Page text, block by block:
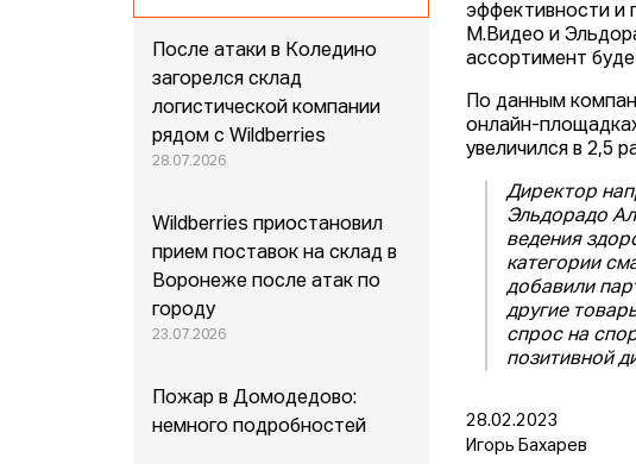
эффективности и
М.Видео и
ассортимент
По данным
онлайн-
увеличился в 2,5
Директор
Эльдорадо
ведения
категории
добавили
другие
спрос на
позитивной
28.02.2023
Игорь Бахарев
После атаки в Коледино
загорелся склад
логистической компании
рядом с Wildberries
28.07.2026
Wildberries приостановил
прием поставок на склад в
Воронеже после атак по
городу
23.07.2026
Пожар в Домодедово:
немного подробностей